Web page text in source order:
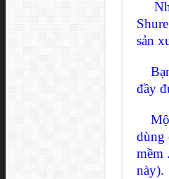
sản
Bạn
đầy
Một
dùng
mềm
này).